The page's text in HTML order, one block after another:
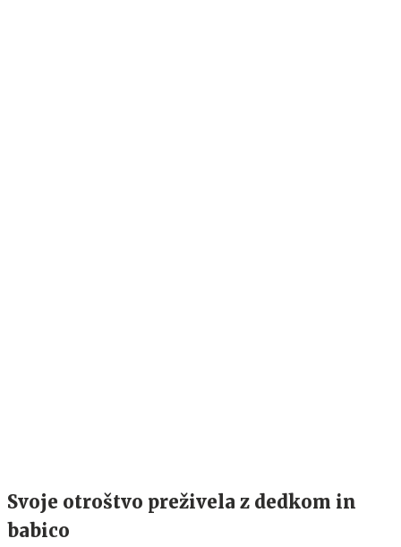
Svoje otroštvo preživela z dedkom in
babico